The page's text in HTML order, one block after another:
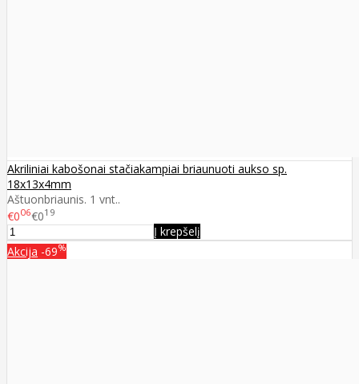
Akriliniai kabošonai stačiakampiai briaunuoti aukso sp.
18x13x4mm
Aštuonbriaunis. 1 vnt..
€006€019
Į krepšelį
Akcija -69%